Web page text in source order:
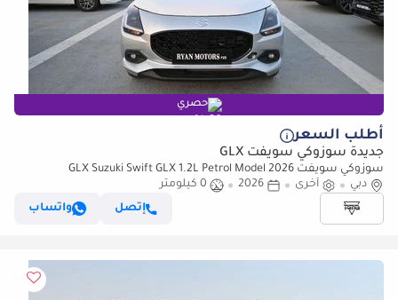
حصري
أطلب السعر
جديدة سوزوكي سويفت GLX
سوزوكي سويفت GLX Suzuki Swift GLX 1.2L Petrol Model 2026
دبي
أخرى 2026
0 كيلومتر
إتصل
واتساب